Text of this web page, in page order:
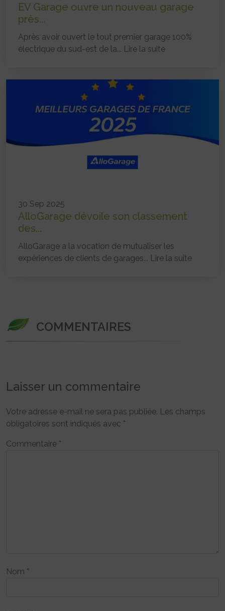
EV Garage ouvre un nouveau garage
près...
Après avoir ouvert le tout premier garage 100%
électrique du sud-est de la... Lire la suite
30 Sep 2025
AlloGarage dévoile son classement
des...
AlloGarage a la vocation de mutualiser les
expériences de clients de garages... Lire la suite
COMMENTAIRES
Laisser un commentaire
Votre adresse e-mail ne sera pas publiée. Les champs
obligatoires sont indiqués avec *
Commentaire *
Nom *